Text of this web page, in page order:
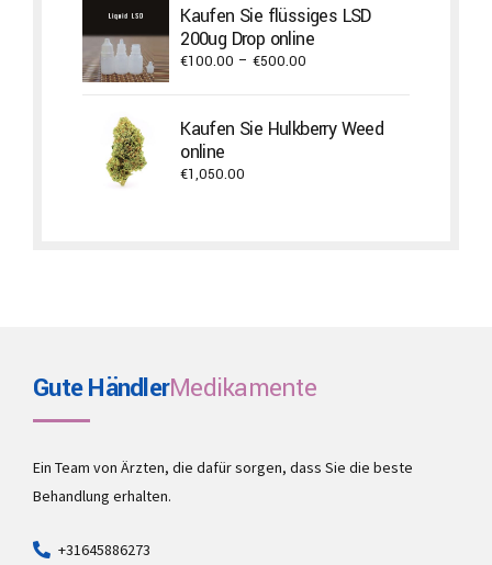
through
€750.00
Kaufen Sie flüssiges LSD
200ug Drop online
€100.00 – €500.00
through
Kaufen Sie Hulkberry Weed
online
€1,050.00
Gute HändlerMedikamente
Ein Team von Ärzten, die dafür sorgen, dass Sie die beste
Behandlung erhalten.
+31645886273